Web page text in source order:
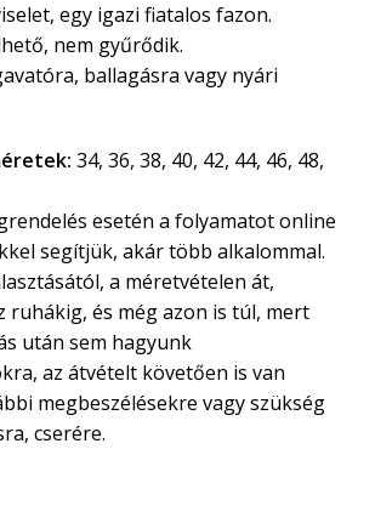
egy igazi fiatalos fazon.
nem gyűrődik.
ballagásra vagy nyári
34, 36, 38, 40, 42, 44, 46, 48,
esetén a folyamatot online
segítjük, akár több alkalommal.
a méretvételen át,
ruhákig, és még azon is túl, mert
után sem hagyunk
az átvételt követően is van
megbeszélésekre vagy szükség
cserére.